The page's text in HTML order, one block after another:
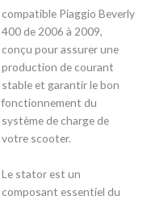
compatible Piaggio Beverly
400 de 2006 à 2009,
conçu pour assurer une
production de courant
stable et garantir le bon
fonctionnement du
système de charge de
votre scooter.
Le stator est un
composant essentiel du